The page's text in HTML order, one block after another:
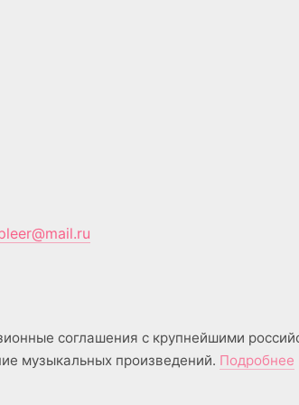
соглашения с крупнейшими
музыкальных произведений. Подробнее